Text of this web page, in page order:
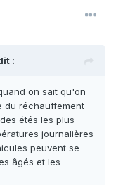
:
on sait qu'on
du réchauffement
étés les plus
journalières
peuvent se
âgés et les